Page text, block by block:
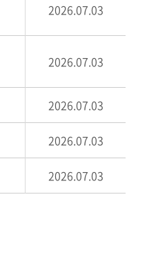
2026.07.03
2026.07.03
2026.07.03
2026.07.03
2026.07.03